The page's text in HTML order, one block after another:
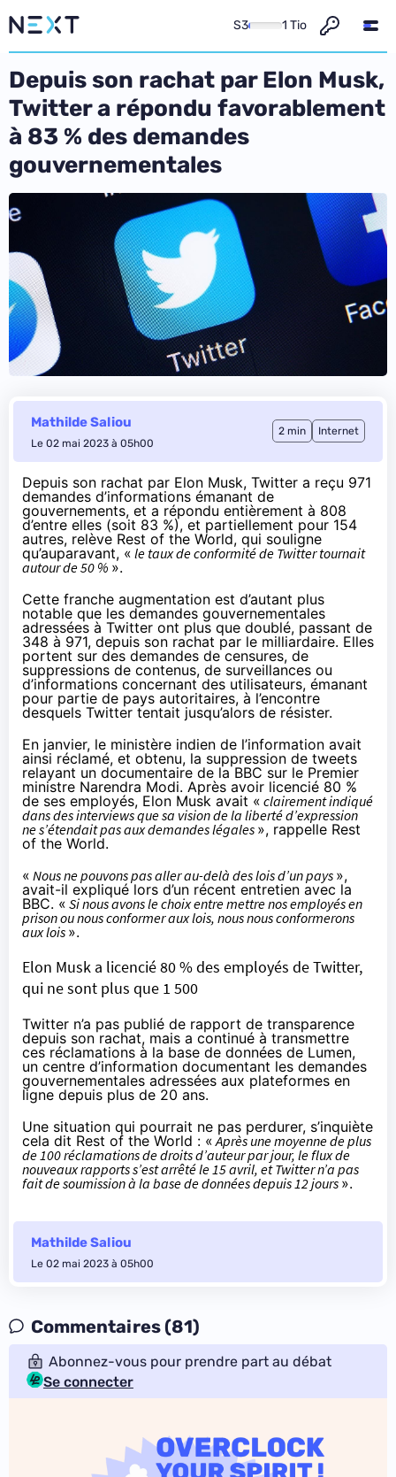
S3 1 Tio
Depuis son rachat par Elon Musk,
Twitter a répondu favorablement
à 83 % des demandes
gouvernementales
Mathilde Saliou
Le 02 mai 2023 à 05h00
2 min Internet
Depuis son rachat par Elon Musk, Twitter a reçu 971
demandes d’informations émanant de
gouvernements, et a répondu entièrement à 808
d’entre elles (soit 83 %), et partiellement pour 154
autres, relève Rest of the World, qui souligne
qu’auparavant, « le taux de conformité de Twitter tournait
autour de 50 % ».
Cette franche augmentation est d’autant plus
notable que les demandes gouvernementales
adressées à Twitter ont plus que doublé, passant de
348 à 971, depuis son rachat par le milliardaire. Elles
portent sur des demandes de censures, de
suppressions de contenus, de surveillances ou
d’informations concernant des utilisateurs, émanant
pour partie de pays autoritaires, à l’encontre
desquels Twitter tentait jusqu’alors de résister.
En janvier, le ministère indien de l’information avait
ainsi réclamé, et obtenu, la suppression de tweets
relayant un documentaire de la BBC sur le Premier
ministre Narendra Modi. Après avoir licencié 80 %
de ses employés, Elon Musk avait « clairement indiqué
dans des interviews que sa vision de la liberté d’expression
ne s’étendait pas aux demandes légales », rappelle Rest
of the World.
« Nous ne pouvons pas aller au-delà des lois d’un pays »,
avait-il expliqué lors d’un récent entretien avec la
BBC. « Si nous avons le choix entre mettre nos employés en
prison ou nous conformer aux lois, nous nous conformerons
aux lois ».
Elon Musk a licencié 80 % des employés de Twitter,
qui ne sont plus que 1 500
Twitter n’a pas publié de rapport de transparence
depuis son rachat, mais a continué à transmettre
ces réclamations à la base de données de Lumen,
un centre d’information documentant les demandes
gouvernementales adressées aux plateformes en
ligne depuis plus de 20 ans.
Une situation qui pourrait ne pas perdurer, s’inquiète
cela dit Rest of the World : « Après une moyenne de plus
de 100 réclamations de droits d’auteur par jour, le flux de
nouveaux rapports s’est arrêté le 15 avril, et Twitter n’a pas
fait de soumission à la base de données depuis 12 jours».
Mathilde Saliou
Le 02 mai 2023 à 05h00
Commentaires (81)
Abonnez-vous pour prendre part au débat
Se connecter